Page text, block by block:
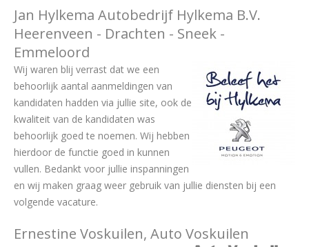
Jan Hylkema Autobedrijf Hylkema B.V.
Heerenveen - Drachten - Sneek -
Emmeloord
Wij waren blij verrast dat we een
behoorlijk aantal aanmeldingen van
kandidaten hadden via jullie site, ook de
kwaliteit van de kandidaten was
behoorlijk goed te noemen. Wij hebben
hierdoor de functie goed in kunnen
vullen. Bedankt voor jullie inspanningen
en wij maken graag weer gebruik van jullie diensten bij een
volgende vacature.
Ernestine Voskuilen, Auto Voskuilen